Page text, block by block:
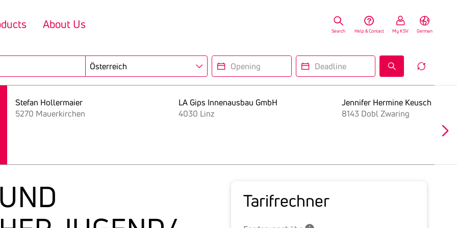
About Us
Search Help & Contact My KSV German
Region Opening Deadline
Search
Stefan Hollermaier
5270 Mauerkirchen
LA Gips Innenausbau GmbH
4030 Linz
Jennifer Hermine Keusch
8143 Dobl Zwaring
Tarif­rechner